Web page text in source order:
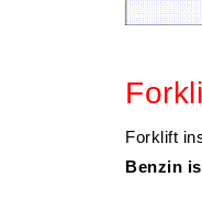
Forklift
Benzin